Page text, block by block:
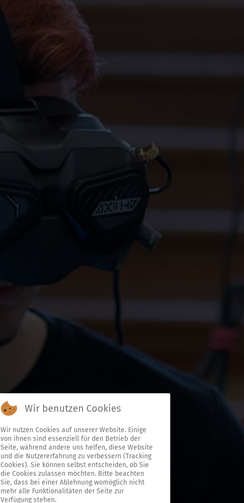
Wir benutzen Cookies
Wir nutzen Cookies auf unserer Website. Einige
von ihnen sind essenziell für den Betrieb der
Seite, während andere uns helfen, diese Website
und die Nutzererfahrung zu verbessern (Tracking
Cookies). Sie können selbst entscheiden, ob Sie
die Cookies zulassen möchten. Bitte beachten
Sie, dass bei einer Ablehnung womöglich nicht
mehr alle Funktionalitäten der Seite zur
Verfügung stehen.